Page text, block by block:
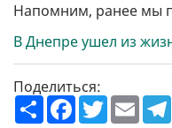
Напомним, ранее мы
В Днепре ушел из
Поделиться:
П
о
F
a
T
w
E
m